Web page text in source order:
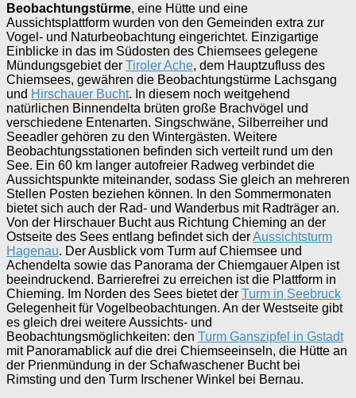
Beobachtungstürme, eine Hütte und eine
Aussichtsplattform wurden von den Gemeinden extra zur
Vogel- und Naturbeobachtung eingerichtet. Einzigartige
Einblicke in das im Südosten des Chiemsees gelegene
Mündungsgebiet der Tiroler Ache, dem Hauptzufluss des
Chiemsees, gewähren die Beobachtungstürme Lachsgang
und Hirschauer Bucht. In diesem noch weitgehend
natürlichen Binnendelta brüten große Brachvögel und
verschiedene Entenarten. Singschwäne, Silberreiher und
Seeadler gehören zu den Wintergästen. Weitere
Beobachtungsstationen befinden sich verteilt rund um den
See. Ein 60 km langer autofreier Radweg verbindet die
Aussichtspunkte miteinander, sodass Sie gleich an mehreren
Stellen Posten beziehen können. In den Sommermonaten
bietet sich auch der Rad- und Wanderbus mit Radträger an.
Von der Hirschauer Bucht aus Richtung Chieming an der
Ostseite des Sees entlang befindet sich derAussichtsturm
Hagenau. Der Ausblick vom Turm auf Chiemsee und
Achendelta sowie das Panorama der Chiemgauer Alpen ist
beeindruckend. Barrierefrei zu erreichen ist die Plattform in
Chieming. Im Norden des Sees bietet der Turm in Seebruck
Gelegenheit für Vogelbeobachtungen. An der Westseite gibt
es gleich drei weitere Aussichts- und
Beobachtungsmöglichkeiten: den Turm Ganszipfel in Gstadt
mit Panoramablick auf die drei Chiemseeinseln, die Hütte an
der Prienmündung in der Schafwaschener Bucht bei
Rimsting und den Turm Irschener Winkel bei Bernau.